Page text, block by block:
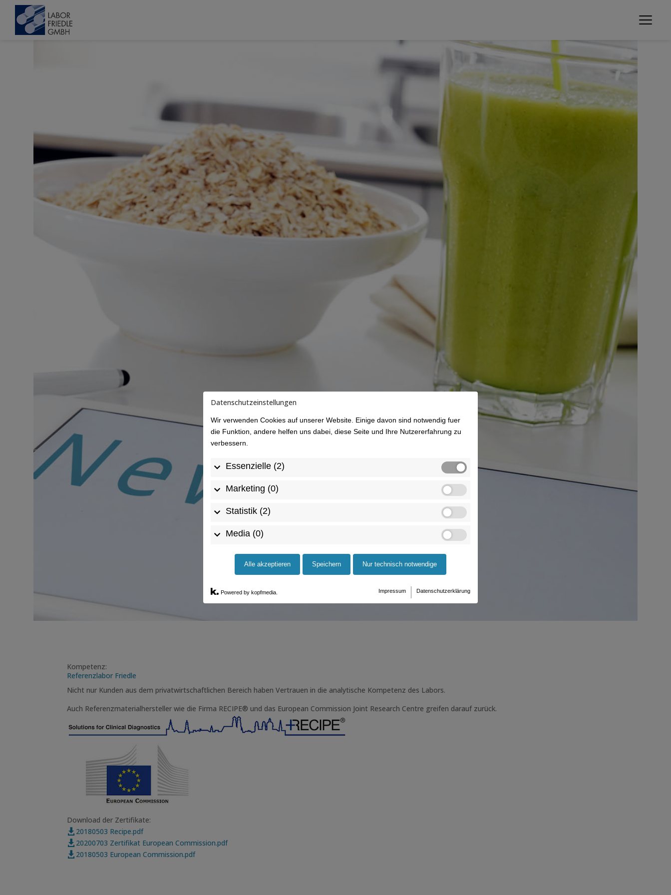
Datenschutzeinstellungen
Wir verwenden Cookies auf unserer Website. Einige davon sind notwendig fuer
die Funktion, andere helfen uns dabei, diese Seite und Ihre Nutzererfahrung zu
verbessern.
Essenzielle (2)
Marketing (0)
Statistik (2)
Media (0)
Alle akzeptieren Speichern Nur technisch notwendige
Powered by kopfmedia. Impressum Datenschutzerklärung
Kompetenz:
Referenzlabor Friedle
Nicht nur Kunden aus dem privatwirtschaftlichen Bereich haben Vertrauen in die analytische Kompetenz des Labors.
Auch Referenzmaterialhersteller wie die Firma RECIPE® und das European Commission Joint Research Centre greifen darauf zurück.
Download der Zertifikate:
 20180503 Recipe.pdf
 20200703 Zertifikat European Commission.pdf
 20180503 European Commission.pdf